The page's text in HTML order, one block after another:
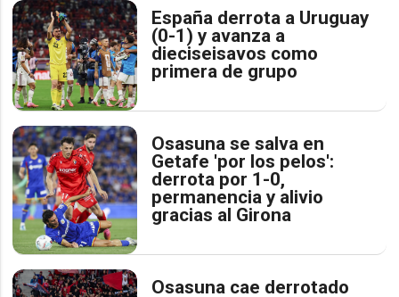
España derrota a Uruguay
(0-1) y avanza a
dieciseisavos como
primera de grupo
Osasuna se salva en
Getafe 'por los pelos':
derrota por 1-0,
permanencia y alivio
gracias al Girona
Osasuna cae derrotado